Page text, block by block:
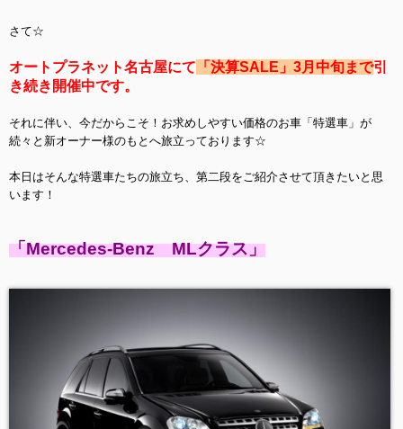
さて☆
オートプラネット名古屋にて 「決算SALE」3月中旬まで引
き続き開催中です。
それに伴い、今だからこそ！お求めしやすい価格のお車「特選車」が
続々と新オーナー様のもとへ旅立っております☆
本日はそんな特選車たちの旅立ち、第二段をご紹介させて頂きたいと思
います！
「Mercedes-Benz MLクラス」